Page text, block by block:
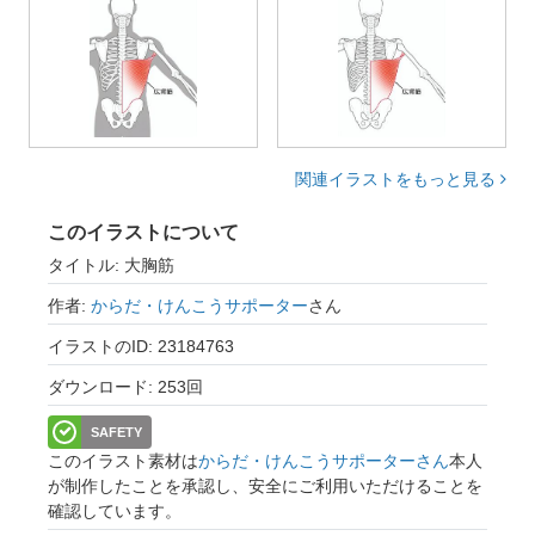
関連イラストをもっと見る
このイラストについて
タイトル: 大胸筋
作者: からだ・けんこうサポーターさん
イラストのID: 23184763
ダウンロード: 253回
SAFETY
このイラスト素材はからだ・けんこうサポーターさん本人
が制作したことを承認し、安全にご利用いただけることを
確認しています。